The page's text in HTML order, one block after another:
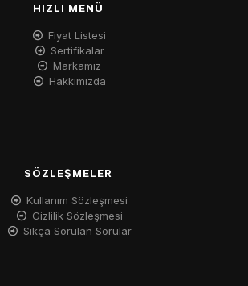
HIZLI MENÜ
Fiyat Listesi
Sertifikalar
Markamız
Hakkımızda
SÖZLEŞMELER
Kullanım Sözleşmesi
Gizlilik Sözleşmesi
Sıkça Sorulan Sorular